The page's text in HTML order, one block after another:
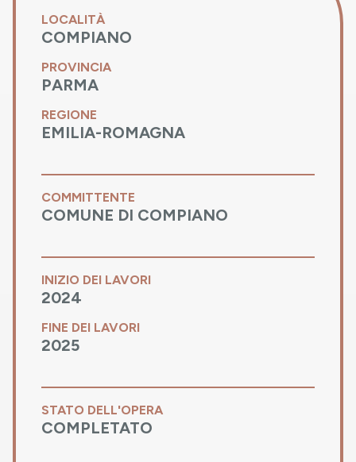
LOCALITÀ
COMPIANO
PROVINCIA
PARMA
REGIONE
EMILIA-ROMAGNA
COMMITTENTE
COMUNE DI COMPIANO
INIZIO DEI LAVORI
2024
FINE DEI LAVORI
2025
STATO DELL'OPERA
COMPLETATO